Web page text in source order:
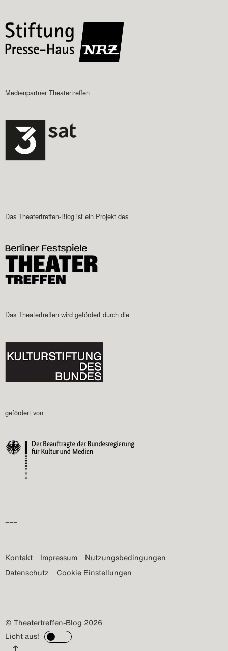
Medienpartner Theatertreffen
Das Theatertreffen-Blog ist ein Projekt des
Das Theatertreffen wird gefördert durch die
gefördert von
–––
Kontakt Impressum
Nutzungsbedingungen
Datenschutz
Cookie Einstellungen
© Theatertreffen-Blog 2026
Licht aus!
↑